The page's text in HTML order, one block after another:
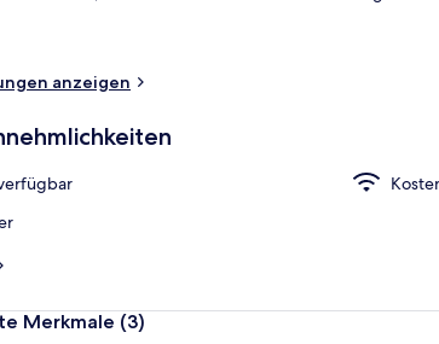
Deluxe-Studio, eigenes Bad |
anzeigen
Merkmale (3)